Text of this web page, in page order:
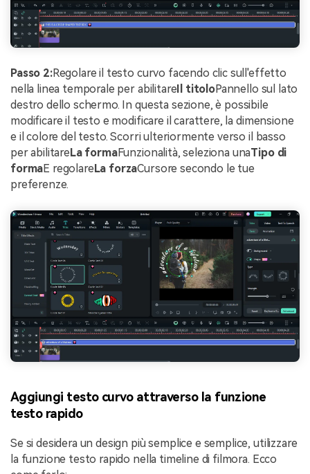
Passo 2:Regolare il testo curvo facendo clic sull'effetto
nella linea temporale per abilitare Il titoloPannello sul lato
destro dello schermo. In questa sezione, è possibile
modificare il testo e modificare il carattere, la dimensione
e il colore del testo. Scorri ulteriormente verso il basso
per abilitare La formaFunzionalità, seleziona unaTipo di
formaE regolare La forzaCursore secondo le tue
preferenze.
Aggiungi testo curvo attraverso la funzione
testo rapido
Se si desidera un design più semplice e semplice, utilizzare
la funzione testo rapido nella timeline di filmora. Ecco